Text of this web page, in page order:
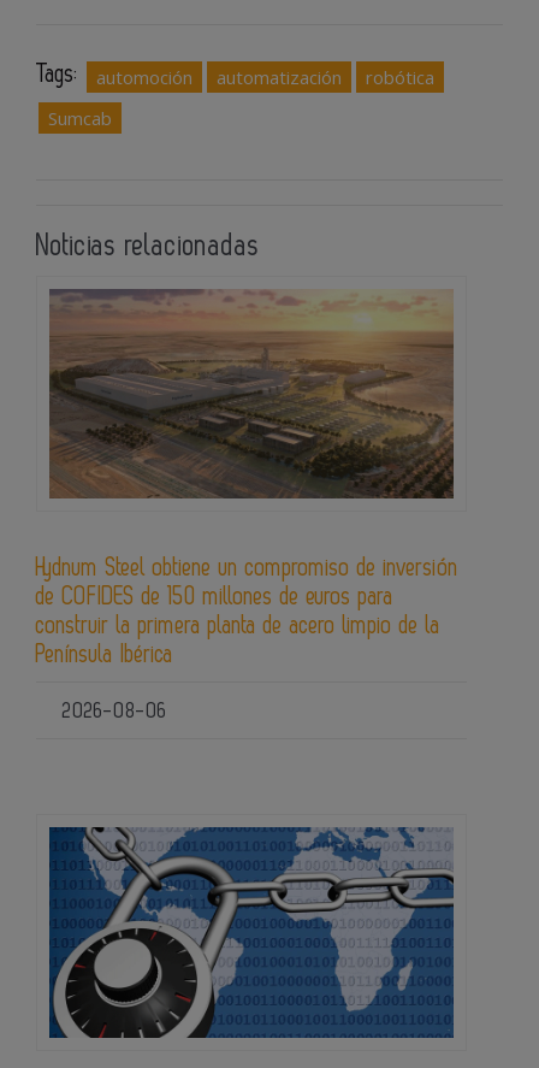
Tags: automoción automatización
robótica
Sumcab
Noticias relacionadas
Hydnum Steel obtiene un compromiso de inversión
de COFIDES de 150 millones de euros para
construir la primera planta de acero limpio de la
Península Ibérica
2026-08-06